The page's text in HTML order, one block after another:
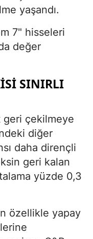
yaşandı.
7" hisseleri
değer
SINIRLI
çekilmeye
diğer
daha dirençli
geri kalan
yüzde 0,3
özellikle yapay